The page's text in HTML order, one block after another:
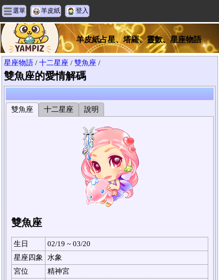
選單 羊皮紙 登入
羊皮紙占星、塔羅、靈數、星座物語
星座物語 / 十二星座 / 雙魚座 /
雙魚座的愛情解碼
雙魚座 十二星座 說明
雙魚座
生日
02/19 ~ 03/20
星座四象
水象
宮位
精神宮